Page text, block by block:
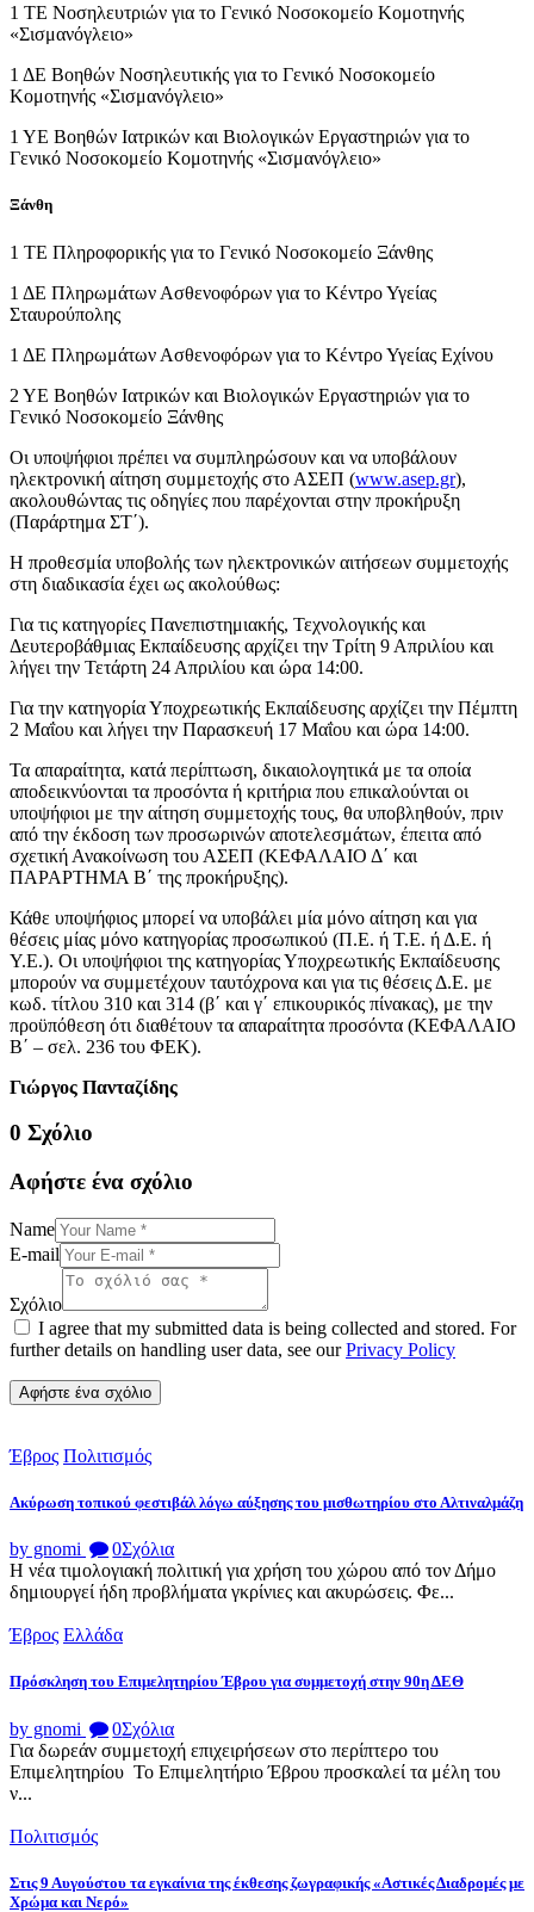
1 ΤΕ Νοσηλευτριών για το Γενικό Νοσοκομείο Κομοτηνής
«Σισμανόγλειο»
1 ΔΕ Βοηθών Νοσηλευτικής για το Γενικό Νοσοκομείο
Κομοτηνής «Σισμανόγλειο»
1 ΥΕ Βοηθών Ιατρικών και Βιολογικών Εργαστηριών για το
Γενικό Νοσοκομείο Κομοτηνής «Σισμανόγλειο»
Ξάνθη
1 ΤΕ Πληροφορικής για το Γενικό Νοσοκομείο Ξάνθης
1 ΔΕ Πληρωμάτων Ασθενοφόρων για το Κέντρο Υγείας
Σταυρούπολης
1 ΔΕ Πληρωμάτων Ασθενοφόρων για το Κέντρο Υγείας Εχίνου
2 ΥΕ Βοηθών Ιατρικών και Βιολογικών Εργαστηριών για το
Γενικό Νοσοκομείο Ξάνθης
Οι υποψήφιοι πρέπει να συμπληρώσουν και να υποβάλουν
ηλεκτρονική αίτηση συμμετοχής στο ΑΣΕΠ (www.asep.gr),
ακολουθώντας τις οδηγίες που παρέχονται στην προκήρυξη
(Παράρτημα ΣΤ΄).
Η προθεσμία υποβολής των ηλεκτρονικών αιτήσεων συμμετοχής
στη διαδικασία έχει ως ακολούθως:
Για τις κατηγορίες Πανεπιστημιακής, Τεχνολογικής και
Δευτεροβάθμιας Εκπαίδευσης αρχίζει την Τρίτη 9 Απριλίου και
λήγει την Τετάρτη 24 Απριλίου και ώρα 14:00.
Για την κατηγορία Υποχρεωτικής Εκπαίδευσης αρχίζει την Πέμπτη
2 Μαΐου και λήγει την Παρασκευή 17 Μαΐου και ώρα 14:00.
Τα απαραίτητα, κατά περίπτωση, δικαιολογητικά με τα οποία
αποδεικνύονται τα προσόντα ή κριτήρια που επικαλούνται οι
υποψήφιοι με την αίτηση συμμετοχής τους, θα υποβληθούν, πριν
από την έκδοση των προσωρινών αποτελεσμάτων, έπειτα από
σχετική Ανακοίνωση του ΑΣΕΠ (ΚΕΦΑΛΑΙΟ Δ΄ και
ΠΑΡΑΡΤΗΜΑ Β΄ της προκήρυξης).
Κάθε υποψήφιος μπορεί να υποβάλει μία μόνο αίτηση και για
θέσεις μίας μόνο κατηγορίας προσωπικού (Π.Ε. ή Τ.Ε. ή Δ.Ε. ή
Υ.Ε.). Οι υποψήφιοι της κατηγορίας Υποχρεωτικής Εκπαίδευσης
μπορούν να συμμετέχουν ταυτόχρονα και για τις θέσεις Δ.Ε. με
κωδ. τίτλου 310 και 314 (β΄ και γ΄ επικουρικός πίνακας), με την
προϋπόθεση ότι διαθέτουν τα απαραίτητα προσόντα (ΚΕΦΑΛΑΙΟ
Β΄ – σελ. 236 του ΦΕΚ).
Γιώργος Πανταζίδης
0 Σχόλιο
Αφήστε ένα σχόλιο
Name
E-mail
Σχόλιο
I agree that my submitted data is being collected and stored. For
further details on handling user data, see ourPrivacy Policy
Έβρος Πολιτισμός
Ακύρωση τοπικού φεστιβάλ λόγω αύξησης του μισθωτηρίου στο Αλτιναλμάζη
by gnomi 0Σχόλια
Η νέα τιμολογιακή πολιτική για χρήση του χώρου από τον Δήμο
δημιουργεί ήδη προβλήματα γκρίνιες και ακυρώσεις. Φε...
Έβρος Ελλάδα
Πρόσκληση του Επιμελητηρίου Έβρου για συμμετοχή στην 90η ΔΕΘ
by gnomi 0Σχόλια
Για δωρεάν συμμετοχή επιχειρήσεων στο περίπτερο του
Επιμελητηρίου Το Επιμελητήριο Έβρου προσκαλεί τα μέλη του
ν...
Πολιτισμός
Στις 9 Αυγούστου τα εγκαίνια της έκθεσης ζωγραφικής «Αστικές Διαδρομές με
Χρώμα και Νερό»